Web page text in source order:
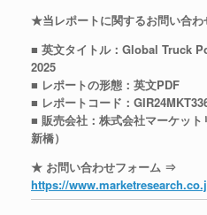
★当レポートに関するお問い合
■ 英文タイトル：Global Truck
2025
■ レポートの形態：英文PDF
■ レポートコード：
■ 販売会社：株式会社マーケッ
新橋）
★ お問い合わせフォーム ⇒
https://